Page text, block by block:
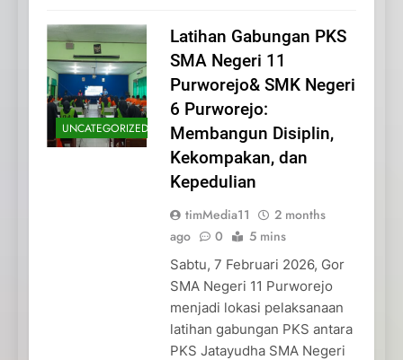
UNCATEGORIZED
Latihan Gabungan PKS
SMA Negeri 11
Purworejo& SMK Negeri
6 Purworejo:
Membangun Disiplin,
Kekompakan, dan
Kepedulian
timMedia11
2 months
ago
0 5 mins
Sabtu, 7 Februari 2026, Gor
SMA Negeri 11 Purworejo
menjadi lokasi pelaksanaan
latihan gabungan PKS antara
PKS Jatayudha SMA Negeri